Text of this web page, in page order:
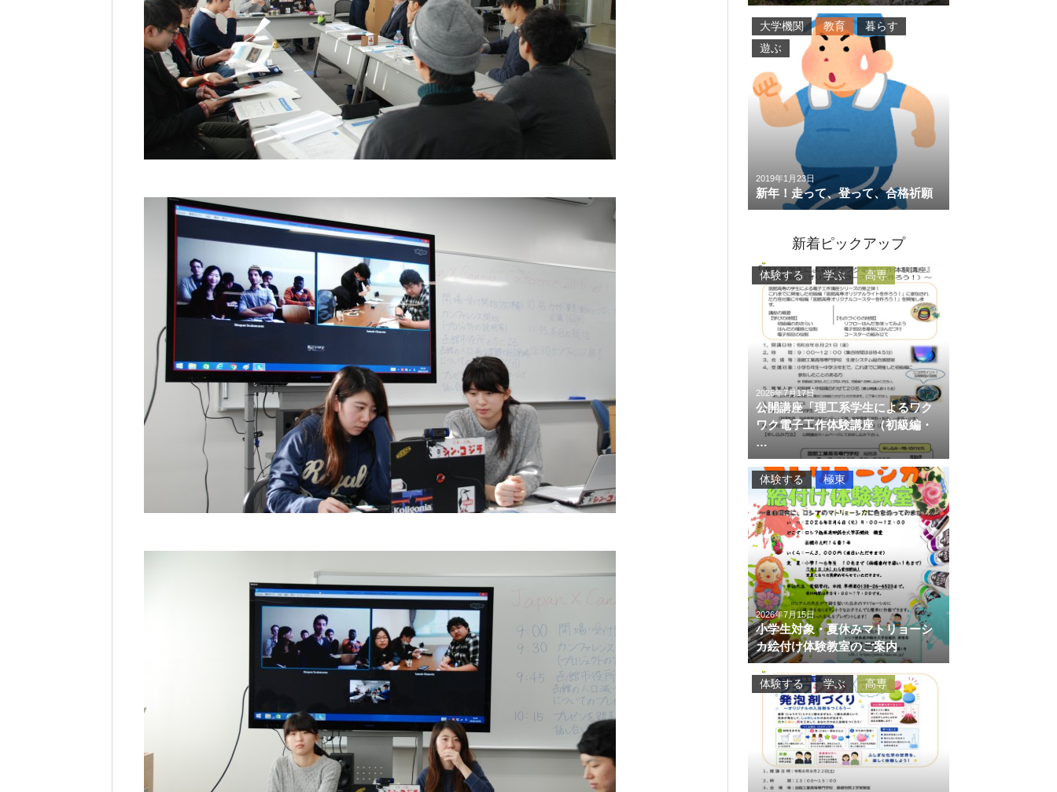
2019年1月23日
新年！走って、登って、合格祈願
大学機関 教育
暮らす
遊ぶ
新着ピックアップ
2026年7月17日
公開講座「理工系学生によるワク
ワク電子工作体験講座（初級編・
…
体験する 学ぶ 高専
2026年7月15日
小学生対象・夏休みマトリョーシ
カ絵付け体験教室のご案内
体験する 極東
体験する 学ぶ 高専